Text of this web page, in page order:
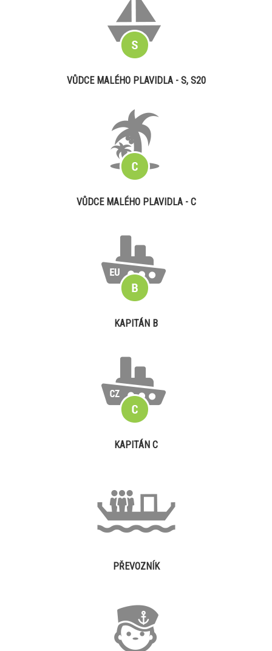
VŮDCE MALÉHO PLAVIDLA - S, S20
VŮDCE MALÉHO PLAVIDLA - C
KAPITÁN B
KAPITÁN C
PŘEVOZNÍK